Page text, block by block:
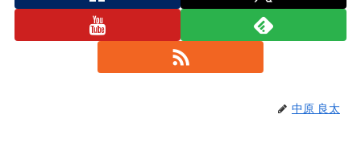
中原 良太